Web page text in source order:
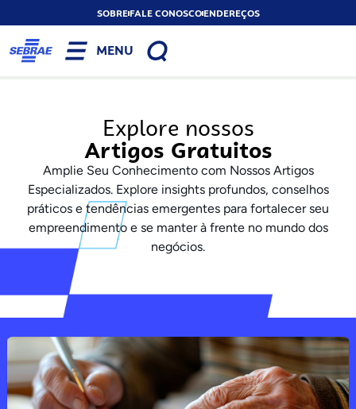
SOBREFALE CONOSCOENDEREÇOS
MENU
Explore nossos
Artigos Gratuitos
Amplie Seu Conhecimento com Nossos Artigos
Especializados. Explore insights profundos, conselhos
práticos e tendências emergentes para fortalecer seu
empreendimento e se manter à frente no mundo dos
negócios.